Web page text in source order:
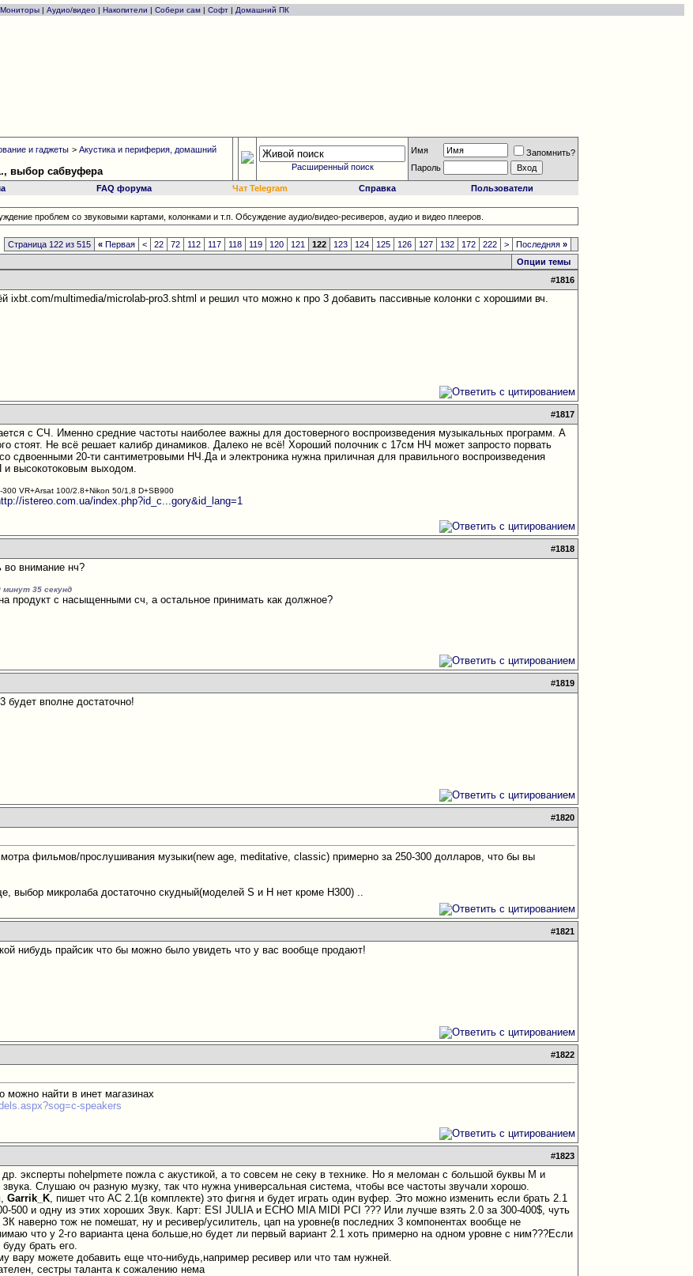
Мониторы | Аудио/видео | Накопители | Собери сам | Софт | Домашний ПК
и гаджеты >Акустика и периферия, домашний
выбор сабвуфера Расширенный поиск
Имя
Запомнить?
Пароль
FAQ форума Чат Telegram Справка Пользователи
проблем со звуковыми картами, колонками и т.п. Обсуждение аудио/видео-ресиверов, аудио и видео плееров.
Страница 122 из 515 « Первая < 22 72 112 117 118 119 120 121 122 123 124 125 126 127 132 172 222 > Последняя»
Опции темы
#1816
ixbt.com/multimedia/microlab-pro3.shtml и решил что можно к про 3 добавить пассивные колонки с хорошими вч.
#1817
с СЧ. Именно средние частоты наиболее важны для достоверного воспроизведения музыкальных программ. А
стоят. Не всё решает калибр динамиков. Далеко не всё! Хороший полочник с 17см НЧ может запросто порвать
сдвоенными 20-ти сантиметровыми НЧ.Да и электроника нужна приличная для правильного воспроизведения
высокотоковым выходом.
VR+Arsat 100/2.8+Nikon 50/1,8 D+SB900
istereo.com.ua/index.php?id_c...gory&id_lang=1
#1818
во внимание нч?
минут 35 секунд
продукт с насыщенными сч, а остальное принимать как должное?
#1819
будет вполне достаточно!
#1820
фильмов/прослушивания музыки(new age, meditative, classic) примерно за 250-300 долларов, что бы вы
выбор микролаба достаточно скудный(моделей S и Н нет кроме H300) ..
#1821
нибудь прайсик что бы можно было увидеть что у вас вообще продают!
#1822
можно найти в инет магазинах
speakers
#1823
др. эксперты поhelpmeте пожла с акустикой, а то совсем не секу в технике. Но я меломан с большой буквы М и
звука. Слушаю оч разную музку, так что нужна универсальная система, чтобы все частоты звучали хорошо.
Garrik_K, пишет что АС 2.1(в комплекте) это фигня и будет играть один вуфер. Это можно изменить если брать 2.1
500 и одну из этих хороших Звук. Карт: ESI JULIA и ECHO MIA MIDI PCI ??? Или лучше взять 2.0 за 300-400$, чуть
ЗК наверно тож не помешат, ну и ресивер/усилитель, цап на уровне(в последних 3 компонентах вообще не
что у 2-го варианта цена больше,но будет ли первый вариант 2.1 хоть примерно на одном уровне с ним???Если
брать его.
вару можете добавить еще что-нибудь,например ресивер или что там нужней.
сестры таланта к сожалению нема